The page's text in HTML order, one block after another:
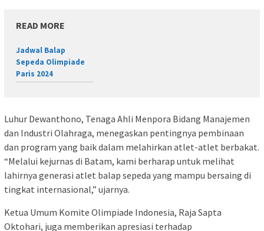
READ MORE
Jadwal Balap
Sepeda Olimpiade
Paris 2024
Luhur Dewanthono, Tenaga Ahli Menpora Bidang Manajemen
dan Industri Olahraga, menegaskan pentingnya pembinaan
dan program yang baik dalam melahirkan atlet-atlet berbakat.
“Melalui kejurnas di Batam, kami berharap untuk melihat
lahirnya generasi atlet balap sepeda yang mampu bersaing di
tingkat internasional,” ujarnya.
Ketua Umum Komite Olimpiade Indonesia, Raja Sapta
Oktohari, juga memberikan apresiasi terhadap